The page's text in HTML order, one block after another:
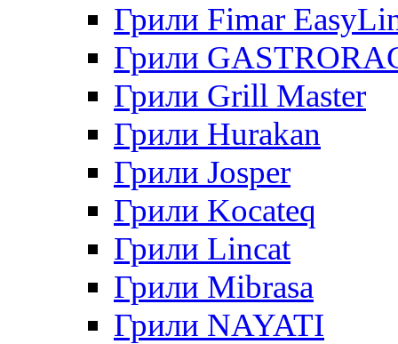
Грили Fimar
Грили
Грили Grill Master
Грили Hurakan
Грили Josper
Грили Kocateq
Грили Lincat
Грили Mibrasa
Грили NAYATI